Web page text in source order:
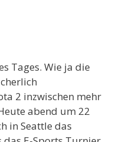
Tages. Wie ja die
2 inzwischen mehr
abend um 22
in Seattle das